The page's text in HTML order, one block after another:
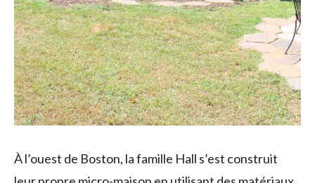
À l’ouest de Boston, la famille Hall s’est construit